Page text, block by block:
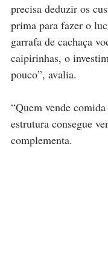
precisa deduzir os
prima para fazer o
garrafa de cachaça
caipirinhas, o
pouco”, avalia.
“Quem vende
estrutura consegue
complementa.